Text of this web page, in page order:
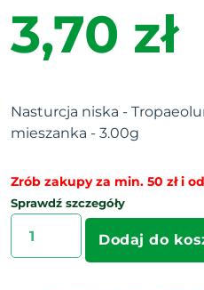
3,70 zł
Nasturcja niska -
mieszanka - 3.00g
Zrób zakupy za min. 50 zł i
Sprawdź szczegóły
Dodaj do